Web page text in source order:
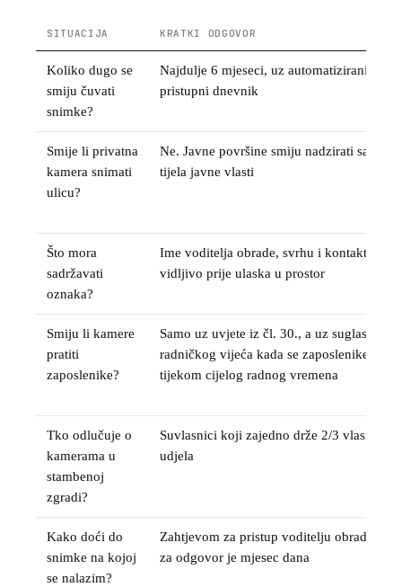
SITUACIJA KRATKI ODGOVOR
Koliko dugo se
smiju čuvati
snimke?
Najdulje 6 mjeseci, uz automatizirani
pristupni dnevnik
Smije li privatna
kamera snimati
ulicu?
Ne. Javne površine smiju nadzirati samo
tijela javne vlasti
Što mora
sadržavati
oznaka?
Ime voditelja obrade, svrhu i kontakt,
vidljivo prije ulaska u prostor
Smiju li kamere
pratiti
zaposlenike?
Samo uz uvjete iz čl. 30., a uz suglasnost
radničkog vijeća kada se zaposlenike prati
tijekom cijelog radnog vremena
Tko odlučuje o
kamerama u
stambenoj
zgradi?
Suvlasnici koji zajedno drže 2/3 vlasničkih
udjela
Kako doći do
snimke na kojoj
se nalazim?
Zahtjevom za pristup voditelju obrade; rok
za odgovor je mjesec dana